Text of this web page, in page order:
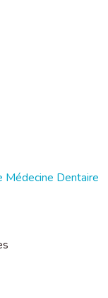
Médecine Dentaire